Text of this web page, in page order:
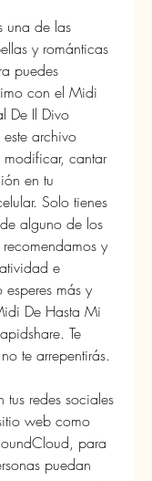
una de las
y románticas
puedes
con el Midi
De Il Divo
archivo
modificar, cantar
en tu
Solo tienes
alguno de los
y
e
más y
De Hasta Mi
Te
te arrepentirás.
tus redes sociales
web como
para
puedan